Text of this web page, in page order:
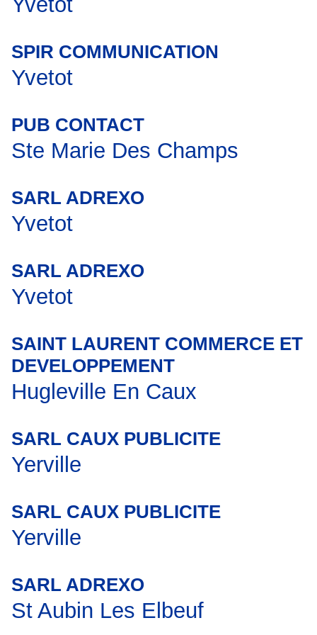
SPIR COMMUNICATION
Yvetot
PUB CONTACT
Ste Marie Des Champs
SARL ADREXO
Yvetot
SARL ADREXO
Yvetot
SAINT LAURENT COMMERCE ET
DEVELOPPEMENT
Hugleville En Caux
SARL CAUX PUBLICITE
Yerville
SARL CAUX PUBLICITE
Yerville
SARL ADREXO
St Aubin Les Elbeuf